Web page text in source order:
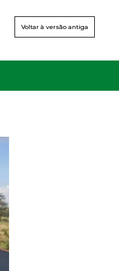
Voltar à versão antiga